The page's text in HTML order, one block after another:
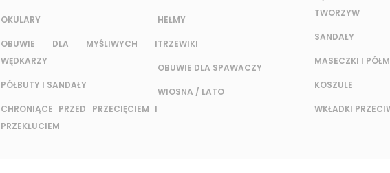
OKULARY
OBUWIE DLA MYŚLIWYCH I
WĘDKARZY
PÓŁBUTY I SANDAŁY
CHRONIĄCE PRZED PRZECIĘCIEM I
PRZEKŁUCIEM
HEŁMY
TRZEWIKI
OBUWIE DLA SPAWACZY
WIOSNA / LATO
TWORZYW
SANDAŁY
MASECZKI I
KOSZULE
WKŁADKI